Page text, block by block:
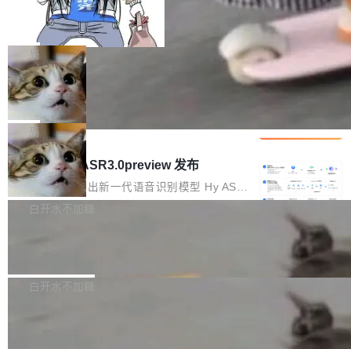
b 安装 支持 Java 8+（8~26）、macOS / Linu
x / Windows / Harmony PC。 # macOS / Linu
x / Harmony PC curl -fsSL https://solon.noea
r.org/solon...
个文件，其规模远超单次模型调用可承载的上下
文窗口。随着项目规模的持续扩张与代码历史的
不断累积，代码仓中的模块关系、接口契约、业
务逻辑等关键信息往往分散于数十乃至数百个文
件之中，形成高度复杂的知识关联网络。传统的
代码检索手段（如关键词匹配、目录遍历）仅能
在语法层面完成文本定位，难以触及代码的语义
内涵与结构关联，导致开发者使用代码智能体在
理解大规模代码仓时面临显著"代码仓理解"瓶
颈。 代码仓深度理解服务（以下简称" CodeBas
e深度理解服务"）是华为云码道（CodeA...
一条“删库”命令跑 17 小时，算法工程
师删光 89TB 数据只为干私活
最高人民检察院8月4日公布了一起案件：北京一
名90后算法工程师王某，为了给自己接的私活腾
服务器空间，删光了公司AI游戏部门的全部核心
数据。 王某2024年1月入职东城区某科技公司AI
短剧部门，有互联网大厂背景。在公司内部架构
调整期间，部门三次通知全员将数据从A集群迁
移到B集群，王某都回复了"收到"。 他没有迁移
数据。2024年9月3日下午4点，他使用此前登录
的账号密码进入A集群，输入了一条被程序员圈
称为"删库跑路"的命令——最高管理员权限、无
自研的多个文生3D和...
局
Cloudflare 分享推理优化实践：KV ca
che 量化 + 权重压缩，吞吐量提升 4
1%，成本降 30%
Kimi 和 GLM 是当前最强的大模型系列之一，但
它们有一个共同的问题：太吃显存了。月之暗面
的 Kimi K 系列和智谱的 GLM 都是长上下文、M
oE 架构的大模型，好用到让人上瘾，但 GPU 显
存永远不够用。 Cloudflare 的 Workers AI 团队
一直在跑这些模型的推理。他们在官方博客上发
整性保护。效果是：吞吐量提升 41%，每 token
局
腾讯混元 Hy ASR3.0preview 发布
腾讯混元正式推出新一代语音识别模型 Hy ASR
3.0preview。基于最新一代大语言模型 Hy3 的
让语音识别不再只是听清，而是真正听懂。通过
白开水不加糖
新和少量网页兼容性修复版本。 Changes/fixe
白开水不加糖